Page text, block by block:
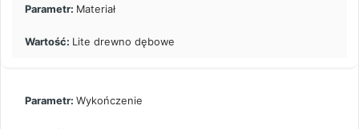
Materiał
Lite drewno dębowe
Wykończenie